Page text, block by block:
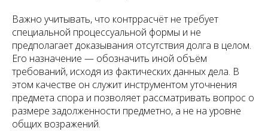
Важно учитывать, что контррасчёт не требует
специальной процессуальной формы и не
предполагает доказывания отсутствия долга в целом.
Его назначение — обозначить иной объём
требований, исходя из фактических данных дела. В
этом качестве он служит инструментом уточнения
предмета спора и позволяет рассматривать вопрос о
размере задолженности предметно, а не на уровне
общих возражений.